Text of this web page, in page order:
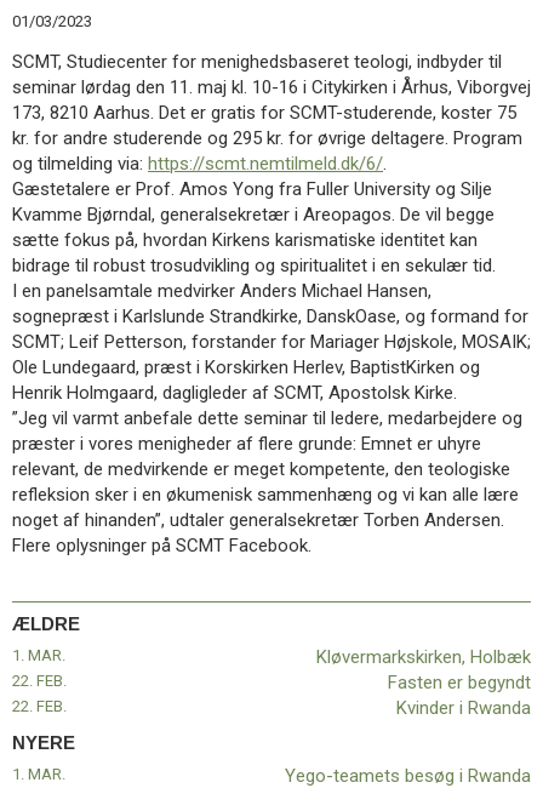
11.0:
Kalender
13.0:
Værktøjskassen
14.0:
Mission
15.0:
Om
BaptistKirken
16.0:
Kontakt
Næste
indlæg:
Yego-
teamets
besøg
Rwanda
Forrige
indlæg:
Kløvermarkskirken,
Holbæk
01/03/2023
SCMT, Studiecenter for menighedsbaseret teologi, indbyder til
seminar lørdag den 11. maj kl. 10-16 i Citykirken i Århus, Viborgvej
173, 8210 Aarhus. Det er gratis for SCMT-studerende, koster 75
kr. for andre studerende og 295 kr. for øvrige deltagere. Program
og tilmelding via: https://scmt.nemtilmeld.dk/6/.
Gæstetalere er Prof. Amos Yong fra Fuller University og Silje
Kvamme Bjørndal, generalsekretær i Areopagos. De vil begge
sætte fokus på, hvordan Kirkens karismatiske identitet kan
bidrage til robust trosudvikling og spiritualitet i en sekulær tid.
I en panelsamtale medvirker Anders Michael Hansen,
sognepræst i Karlslunde Strandkirke, DanskOase, og formand for
SCMT; Leif Petterson, forstander for Mariager Højskole, MOSAIK;
Ole Lundegaard, præst i Korskirken Herlev, BaptistKirken og
Henrik Holmgaard, dagligleder af SCMT, Apostolsk Kirke.
”Jeg vil varmt anbefale dette seminar til ledere, medarbejdere og
præster i vores menigheder af flere grunde: Emnet er uhyre
relevant, de medvirkende er meget kompetente, den teologiske
refleksion sker i en økumenisk sammenhæng og vi kan alle lære
noget af hinanden”, udtaler generalsekretær Torben Andersen.
Flere oplysninger på SCMT Facebook.
ÆLDRE
1. MAR. Kløvermarkskirken, Holbæk
22. FEB. Fasten er begyndt
22. FEB. Kvinder i Rwanda
NYERE
Yego-teamets besøg i Rwanda
1. MAR.